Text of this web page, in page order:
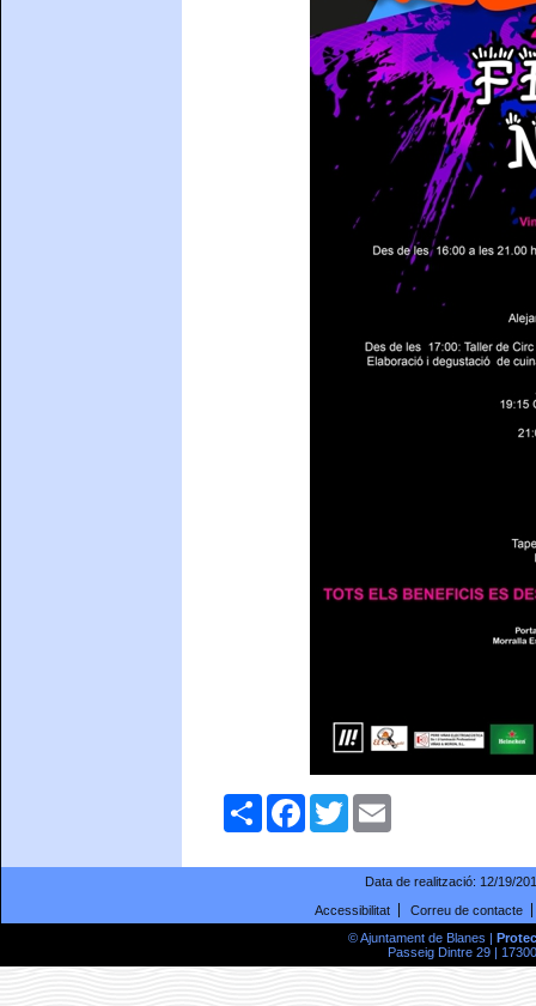
ComparteixFacebookTwitter
Data de realització: 12/19/
Accessibilitat
Correu de contacte
© Ajuntament de Blanes |
Passeig Dintre 29 |